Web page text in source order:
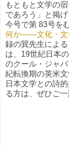
もともと文学の
であろう」と掲
今号で第 83号を
何か——文化・文
録の巽先生による
は、19世紀日本
のクール・ジャ
紀転換期の英米
日本文学との詩
る方は、ぜひご一